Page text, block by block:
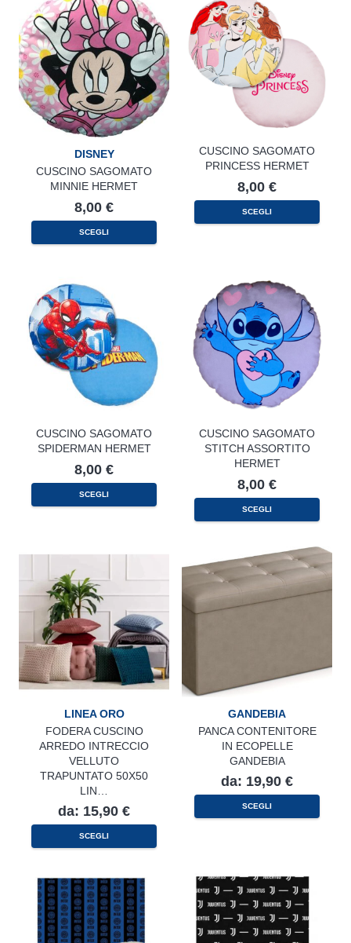
DISNEY
CUSCINO SAGOMATO
MINNIE HERMET
8,00 €
SCEGLI
CUSCINO SAGOMATO
PRINCESS HERMET
8,00 €
SCEGLI
CUSCINO SAGOMATO
SPIDERMAN HERMET
8,00 €
SCEGLI
CUSCINO SAGOMATO
STITCH ASSORTITO
HERMET
8,00 €
SCEGLI
LINEA ORO
FODERA CUSCINO
ARREDO INTRECCIO
VELLUTO
TRAPUNTATO 50X50
LIN…
da: 15,90 €
SCEGLI
Questo
GANDEBIA
PANCA CONTENITORE
IN ECOPELLE
GANDEBIA
da: 19,90 €
SCEGLI
Questo